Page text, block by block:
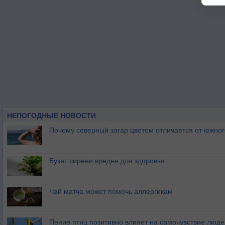
НЕПОГОДНЫЕ НОВОСТИ
Почему северный загар цветом отличается от
Букет сирени вреден для здоровья
Чай матча может помочь аллергикам
Пение птиц позитивно влияет на самочувствие